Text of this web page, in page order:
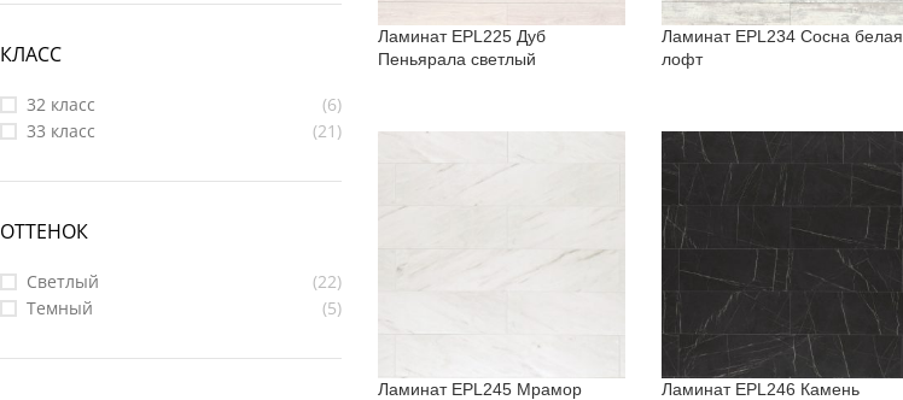
КЛАСС
32 класс
(6)
33 класс
(21)
ОТТЕНОК
Светлый
(22)
Темный
(5)
Ламинат EPL225 Дуб
Пеньярала светлый
Ламинат EPL234 Сосна белая
лофт
Ламинат EPL245 Мрамор
Ламинат EPL246 Камень